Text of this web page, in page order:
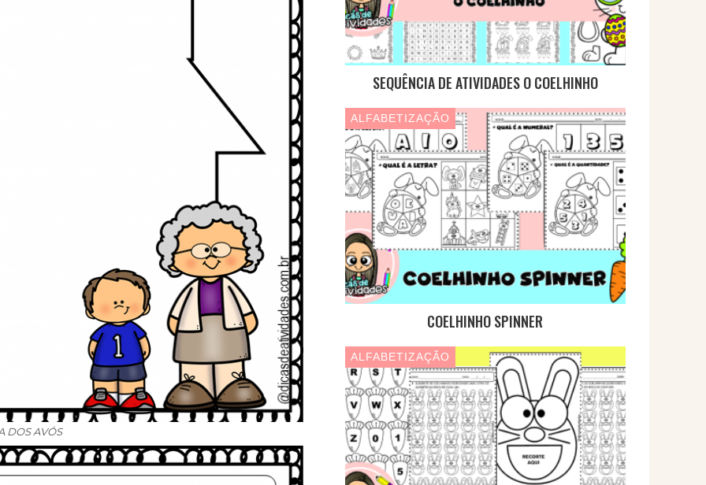
DOS AVÓS
SEQUÊNCIA DE ATIVIDADES O COELHINHO
ALFABETIZAÇÃO
COELHINHO SPINNER
ALFABETIZAÇÃO